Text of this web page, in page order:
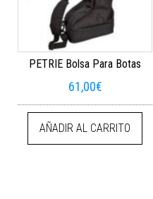
PETRIE Bolsa Para Botas
61,00€
AÑADIR AL CARRITO